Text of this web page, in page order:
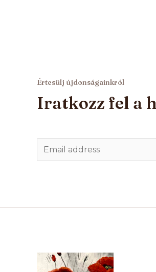
Értesülj újdonságainkról
Iratkozz fel a
m